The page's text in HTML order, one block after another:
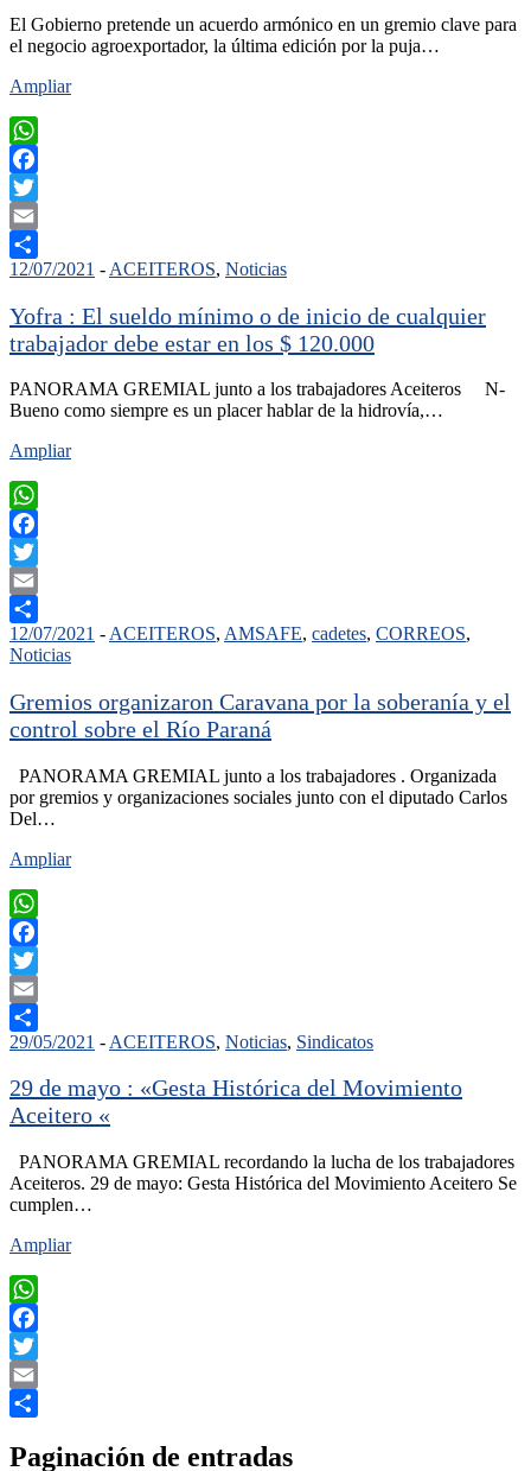
El Gobierno pretende un acuerdo armónico en un gremio clave para
el negocio agroexportador, la última edición por la puja…
Ampliar
WhatsApp
Facebook
Twitter
Email
Compartir
12/07/2021 - ACEITEROS, Noticias
Yofra : El sueldo mínimo o de inicio de cualquier
trabajador debe estar en los $ 120.000
PANORAMA GREMIAL junto a los trabajadores Aceiteros N-
Bueno como siempre es un placer hablar de la hidrovía,…
Ampliar
WhatsApp
Facebook
Twitter
Email
Compartir
12/07/2021 - ACEITEROS, AMSAFE, cadetes, CORREOS,
Noticias
Gremios organizaron Caravana por la soberanía y el
control sobre el Río Paraná
PANORAMA GREMIAL junto a los trabajadores . Organizada
por gremios y organizaciones sociales junto con el diputado Carlos
Del…
Ampliar
WhatsApp
Facebook
Twitter
Email
Compartir
29/05/2021 - ACEITEROS, Noticias, Sindicatos
29 de mayo : «Gesta Histórica del Movimiento
Aceitero «
PANORAMA GREMIAL recordando la lucha de los trabajadores
Aceiteros. 29 de mayo: Gesta Histórica del Movimiento Aceitero Se
cumplen…
Ampliar
WhatsApp
Facebook
Twitter
Email
Paginación de entradas